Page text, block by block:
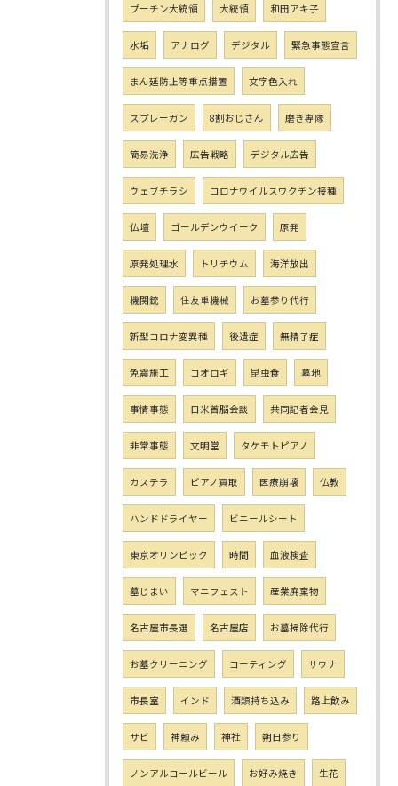
プーチン大統領 大統領 和田アキ子
水垢 アナログ デジタル 緊急事態宣言
まん延防止等重点措置 文字色入れ
スプレーガン 8割おじさん 磨き専隊
簡易洗浄 広告戦略 デジタル広告
ウェブチラシ コロナウイルスワクチン接種
仏壇 ゴールデンウイーク 原発
原発処理水 トリチウム 海洋放出
機関銃 住友重機械 お墓参り代行
新型コロナ変異種 後遺症 無精子症
免震施工 コオロギ 昆虫食 墓地
事情事態 日米首脳会談 共同記者会見
非常事態 文明堂 タケモトピアノ
カステラ ピアノ買取 医療崩壊 仏教
ハンドドライヤー ビニールシート
東京オリンピック 時間 血液検査
墓じまい マニフェスト 産業廃棄物
名古屋市長選 名古屋店 お墓掃除代行
お墓クリーニング コーティング サウナ
市長室 インド 酒類持ち込み 路上飲み
サビ 神頼み 神社 朔日参り
ノンアルコールビール お好み焼き 生花